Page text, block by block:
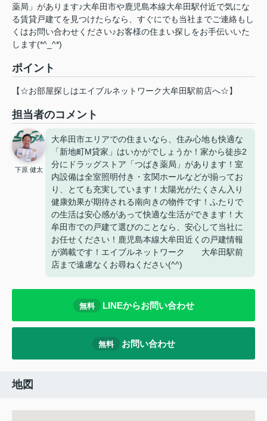
薬局」があります♪大牟田市や鹿児島本線大牟田駅付近で気にな
る賃貸戸建てを見つけたらなら、すぐにでも当社までご連絡もし
くはお問い合わせください♪お客様の住まい探しをお手伝いいた
します(*^_^*)
ポイント
【☆お部屋探しはエイブルネットワーク大牟田駅前店へ☆】
担当者のコメント
下原 健太
大牟田市エリアでの住まいなら、住み心地も快適な
「新地町M貸家」はいかがでしょうか！家から徒歩2
分にドラッグストア「つばき薬局」があります！室
内設備は全室照明付き・玄関ホールなどが揃ってお
り、とても充実しています！太陽光がたくさん入り
健康効果が期待される南向きの物件です！ふたりで
の生活は安心感があって快適な生活ができます！大
牟田市での戸建て選びのことなら、安心して当社に
お任せください！鹿児島本線大牟田近くの戸建情報
が満載です！エイブルネットワーク 大牟田駅前
店まで遠慮なくお尋ねください(^^)
無料 LINEからお問い合わせ
無料 お問い合わせ
地図